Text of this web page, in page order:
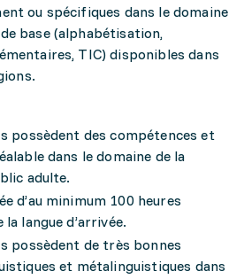
ou spécifiques dans le domaine
base (alphabétisation,
TIC) disponibles dans
possèdent des compétences et
dans le domaine de la
adulte.
d’au minimum 100 heures
la langue d’arrivée.
possèdent de très bonnes
et métalinguistiques dans